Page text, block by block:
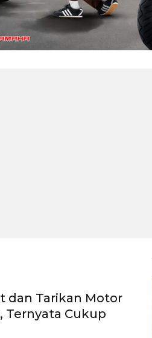
dan Tarikan Motor
Ternyata Cukup